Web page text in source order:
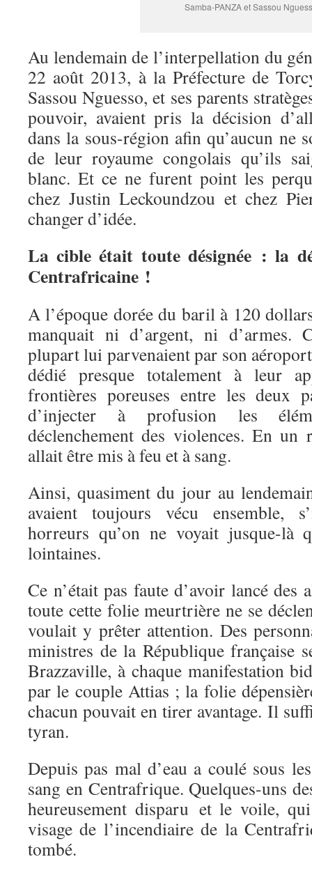
Samba-PANZA et Sassou
Au lendemain de l’interpellation du
22 août 2013, à la Préfecture de
Sassou Nguesso, et ses parents
pouvoir, avaient pris la décision
dans la sous-région afin qu’aucun ne
de leur royaume congolais qu’ils
blanc. Et ce ne furent point les
chez Justin Leckoundzou et chez
changer d’idée.
La cible était toute désignée : la
Centrafricaine !
A l’époque dorée du baril à 120
manquait ni d’argent, ni d’armes.
plupart lui parvenaient par son
dédié presque totalement à leur
frontières poreuses entre les deux
d’injecter à profusion les
déclenchement des violences. En un
allait être mis à feu et à sang.
Ainsi, quasiment du jour au
avaient toujours vécu ensemble,
horreurs qu’on ne voyait jusque-là
lointaines.
Ce n’était pas faute d’avoir lancé des
toute cette folie meurtrière ne se
voulait y prêter attention. Des
ministres de la République française
Brazzaville, à chaque manifestation
par le couple Attias ; la folie
chacun pouvait en tirer avantage. Il
tyran.
Depuis pas mal d’eau a coulé sous
sang en Centrafrique. Quelques-uns
heureusement disparu et le voile,
visage de l’incendiaire de la
tombé.